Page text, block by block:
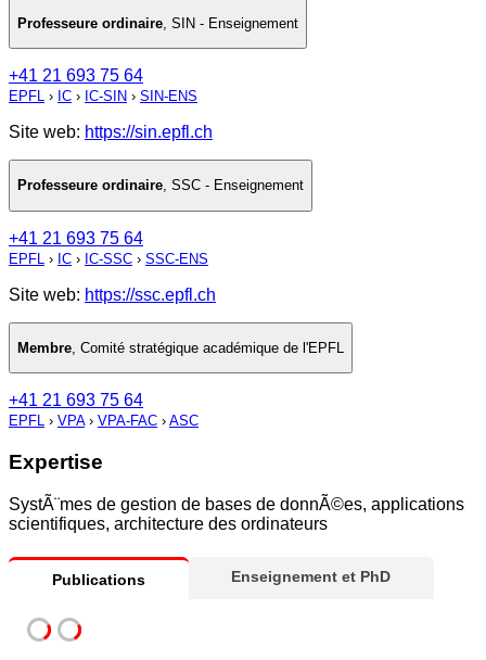
Professeure ordinaire SIN - Enseignement
+41 21 693 75 64
EPFL › IC › IC-SIN › SIN-ENS
Site web: https://sin.epfl.ch
Professeure ordinaire, SSC - Enseignement
+41 21 693 75 64
EPFL › IC › IC-SSC › SSC-ENS
Site web: https://ssc.epfl.ch
Membre Comité stratégique académique de l'EPFL
+41 21 693 75 64
EPFL › VPA› VPA-FAC › ASC
Expertise
SystÃ¨mes de gestion de bases de donnÃ©es, applications
scientifiques, architecture des ordinateurs
Publications Enseignement et PhD